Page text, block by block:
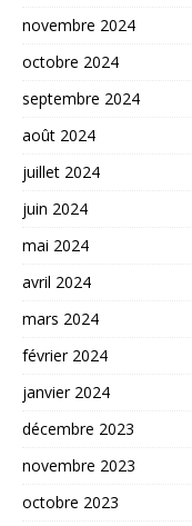
novembre 2024
octobre 2024
septembre 2024
août 2024
juillet 2024
juin 2024
mai 2024
avril 2024
mars 2024
février 2024
janvier 2024
décembre 2023
novembre 2023
octobre 2023